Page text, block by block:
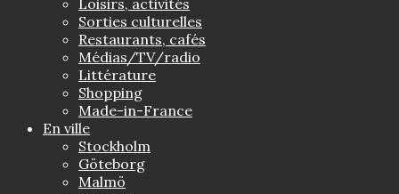
Sorties culturelles
Restaurants, cafés
Médias/TV/radio
Littérature
Shopping
Made-in-France
En ville
Stockholm
Göteborg
Malmö